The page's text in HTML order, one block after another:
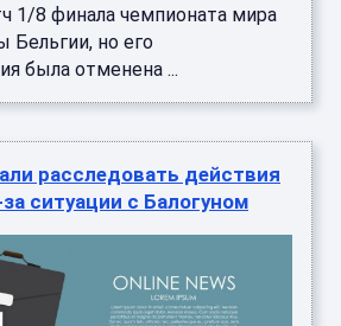
1/8 финала чемпионата мира
Бельгии, но его
была отменена ...
расследовать действия
ситуации с Балогуном